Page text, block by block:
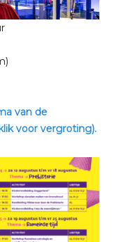
van de
voor vergroting).